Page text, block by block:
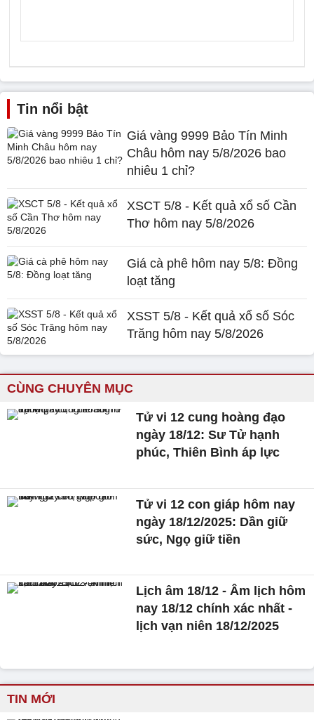
Tin nổi bật
Giá vàng 9999 Bảo Tín Minh
Châu hôm nay 5/8/2026 bao
nhiêu 1 chỉ?
XSCT 5/8 - Kết quả xổ số Cần
Thơ hôm nay 5/8/2026
Giá cà phê hôm nay 5/8: Đồng
loạt tăng
XSST 5/8 - Kết quả xổ số Sóc
Trăng hôm nay 5/8/2026
CÙNG CHUYÊN MỤC
Tử vi 12 cung hoàng đạo
ngày 18/12: Sư Tử hạnh
phúc, Thiên Bình áp lực
Tử vi 12 con giáp hôm nay
ngày 18/12/2025: Dần giữ
sức, Ngọ giữ tiền
Lịch âm 18/12 - Âm lịch hôm
nay 18/12 chính xác nhất -
lịch vạn niên 18/12/2025
TIN MỚI